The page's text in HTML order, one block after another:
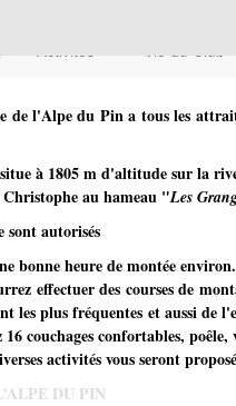
Activités Vie du Club
de l'Alpe du Pin a tous les
à 1805 m d'altitude sur la
au hameau "Les
sont autorisés
bonne heure de montée environ.
effectuer des courses de
les plus fréquentes et aussi de
couchages confortables,
activités vous seront
DU PIN